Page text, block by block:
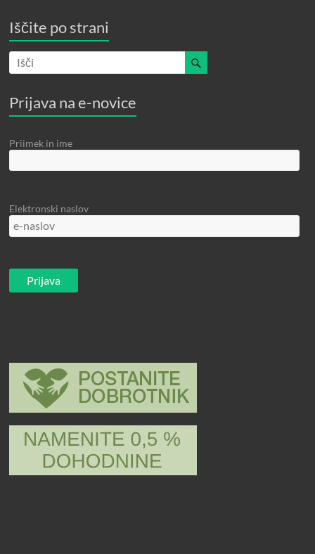
Iščite po strani
Prijava na e-novice
Priimek in ime
Elektronski naslov